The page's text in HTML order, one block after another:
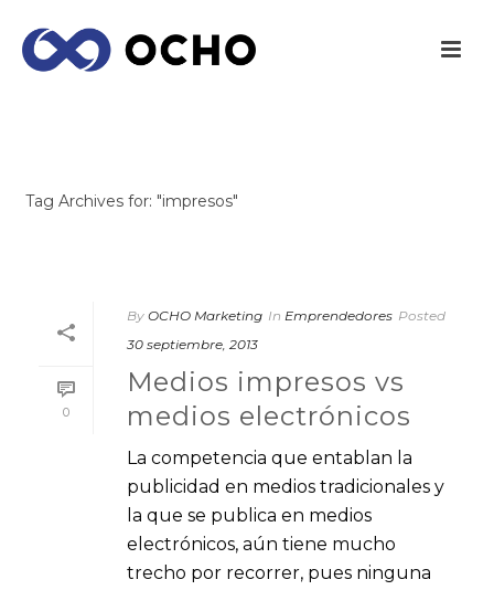
Tag Archives for: "impresos"
0
By OCHO Marketing In Emprendedores Posted
30 septiembre, 2013
Medios impresos vs
medios electrónicos
La competencia que entablan la
publicidad en medios tradicionales y
la que se publica en medios
electrónicos, aún tiene mucho
trecho por recorrer, pues ninguna